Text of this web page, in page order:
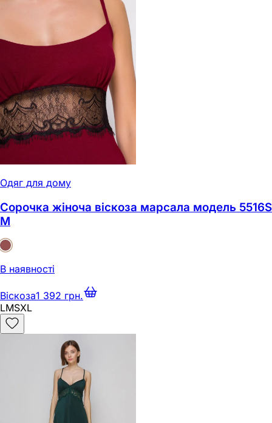
Одяг для дому
Сорочка жіноча віскоза марсала модель 5516S
M
В наявності
Віскоза1 392 грн.
LMSXL